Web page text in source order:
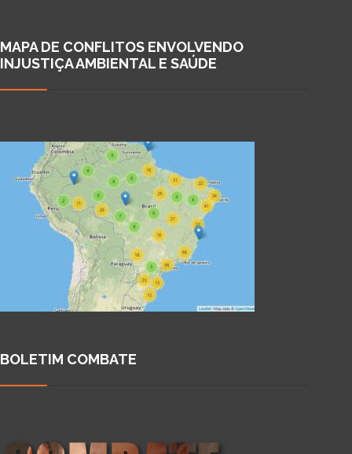
MAPA DE CONFLITOS ENVOLVENDO
INJUSTIÇA AMBIENTAL E SAÚDE
BOLETIM COMBATE